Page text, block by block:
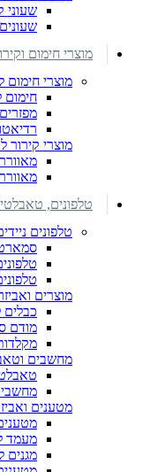
שעוני
מוצרי חימום
מוצרי חימום
מוצרי קירור
טלפונים,
טלפונים
מוצרים
מודם
מחשבים
מטענים
מעמד
מגנים